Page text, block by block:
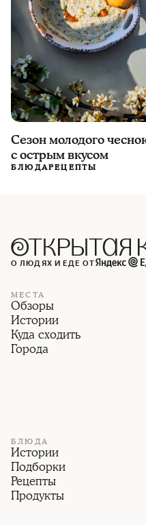
Сезон молодого
с острым вкусом
БЛЮДАРЕЦЕПТЫ
О ЛЮДЯХ И ЕДЕ ОТ
МЕСТА
Обзоры
Истории
Куда сходить
Города
БЛЮДА
Истории
Подборки
Рецепты
Продукты